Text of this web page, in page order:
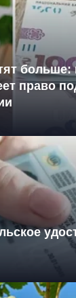
больше:
право